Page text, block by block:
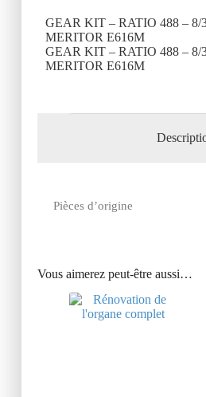
GEAR KIT – RATIO 488 – 8/
MERITOR E616M
GEAR KIT – RATIO 488 – 8/
MERITOR E616M
Pièces d’origine
Vous aimerez peut-être aussi…